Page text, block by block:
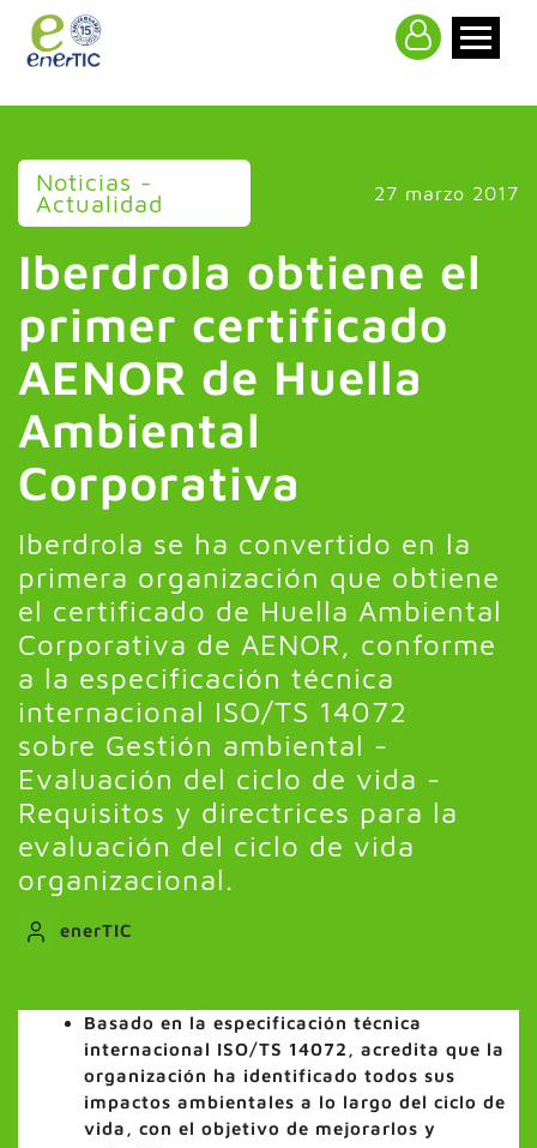
Noticias -
Actualidad 27 marzo 2017
Iberdrola obtiene el
primer certificado
AENOR de Huella
Ambiental
Corporativa
Iberdrola se ha convertido en la
primera organización que obtiene
el certificado de Huella Ambiental
Corporativa de AENOR, conforme
a la especificación técnica
internacional ISO/TS 14072
sobre Gestión ambiental -
Evaluación del ciclo de vida -
Requisitos y directrices para la
evaluación del ciclo de vida
organizacional.
enerTIC
Basado en la especificación técnica
internacional ISO/TS 14072, acredita que la
organización ha identificado todos sus
impactos ambientales a lo largo del ciclo de
vida, con el objetivo de mejorarlos y